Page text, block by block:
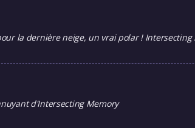
la dernière neige, un vrai polar !
d'Intersecting Memory